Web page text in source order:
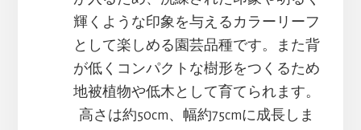
輝くような印象を与えるカラーリーフ
として楽しめる園芸品種です。また背
が低くコンパクトな樹形をつくるため
地被植物や低木として育てられます。
高さは約50cm、幅約75cmに成長しま